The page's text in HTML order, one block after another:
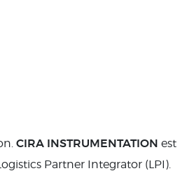
CIRA INSTRUMENTATION est
Partner Integrator (LPI).